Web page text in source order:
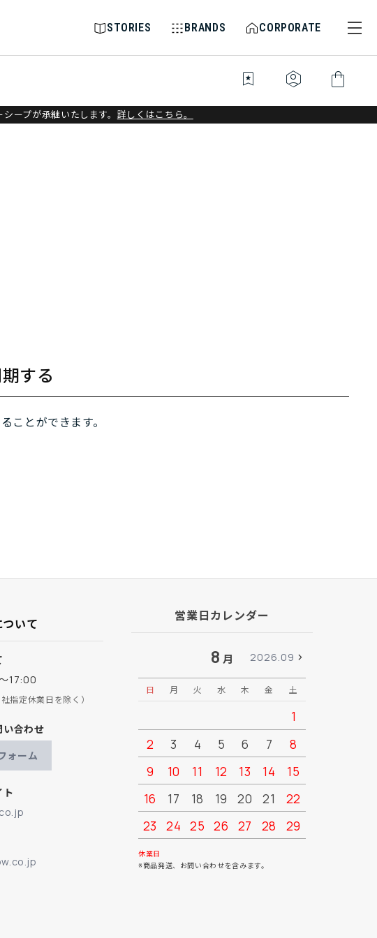
STORIES BRANDS CORPORATE
bookmark_star identity_platform shopping_bag
ープが承継いたします。 詳しくはこちら。
する
ことができます。
いて
17:00
指定休業日を除く）
い合わせ
ォーム
ト
営業日カレンダー
8 月 2026.09
日 月 火 水 木 金 土
1
2
3 4 5 6 7
8
9
10 11 12 13 14
15
16
17 18 19 20 21
22
23
24 25 26 27 28
29
30
休業日
※商品発送、お問い合わせを含みます。